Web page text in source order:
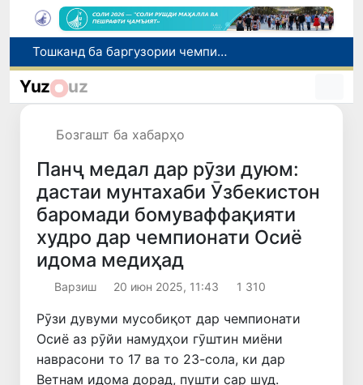
Шаҳрвандони Ӯзбекистон метавонанд дар доираи барномаи H-2A ба корҳои мавсимии кишоварзӣ дар ИМА сафарбар шаванд
Намояндагии Агентии муҳоҷират дар Москва моҳи июл ба зиёда аз 1,8 ҳазор шаҳрванди Ӯзбекистон кумак расонд
Yuz uz
Бозгашт ба хабарҳо
Панҷ медал дар рӯзи дуюм:
дастаи мунтахаби Ӯзбекистон
баромади бомуваффақияти
худро дар чемпионати Осиё
идома медиҳад
Варзиш 20 июн 2025, 11:43 1 310
Рӯзи дувуми мусобиқот дар чемпионати
Осиё аз рӯйи намудҳои гӯштин миёни
наврасони то 17 ва то 23-сола, ки дар
Ветнам идома дорад, пушти сар шуд.